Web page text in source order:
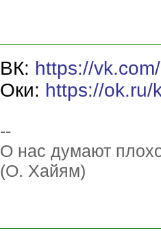
ВК: https://
Оки: https://ok.ru/
--
О нас думают
(О. Хайям)